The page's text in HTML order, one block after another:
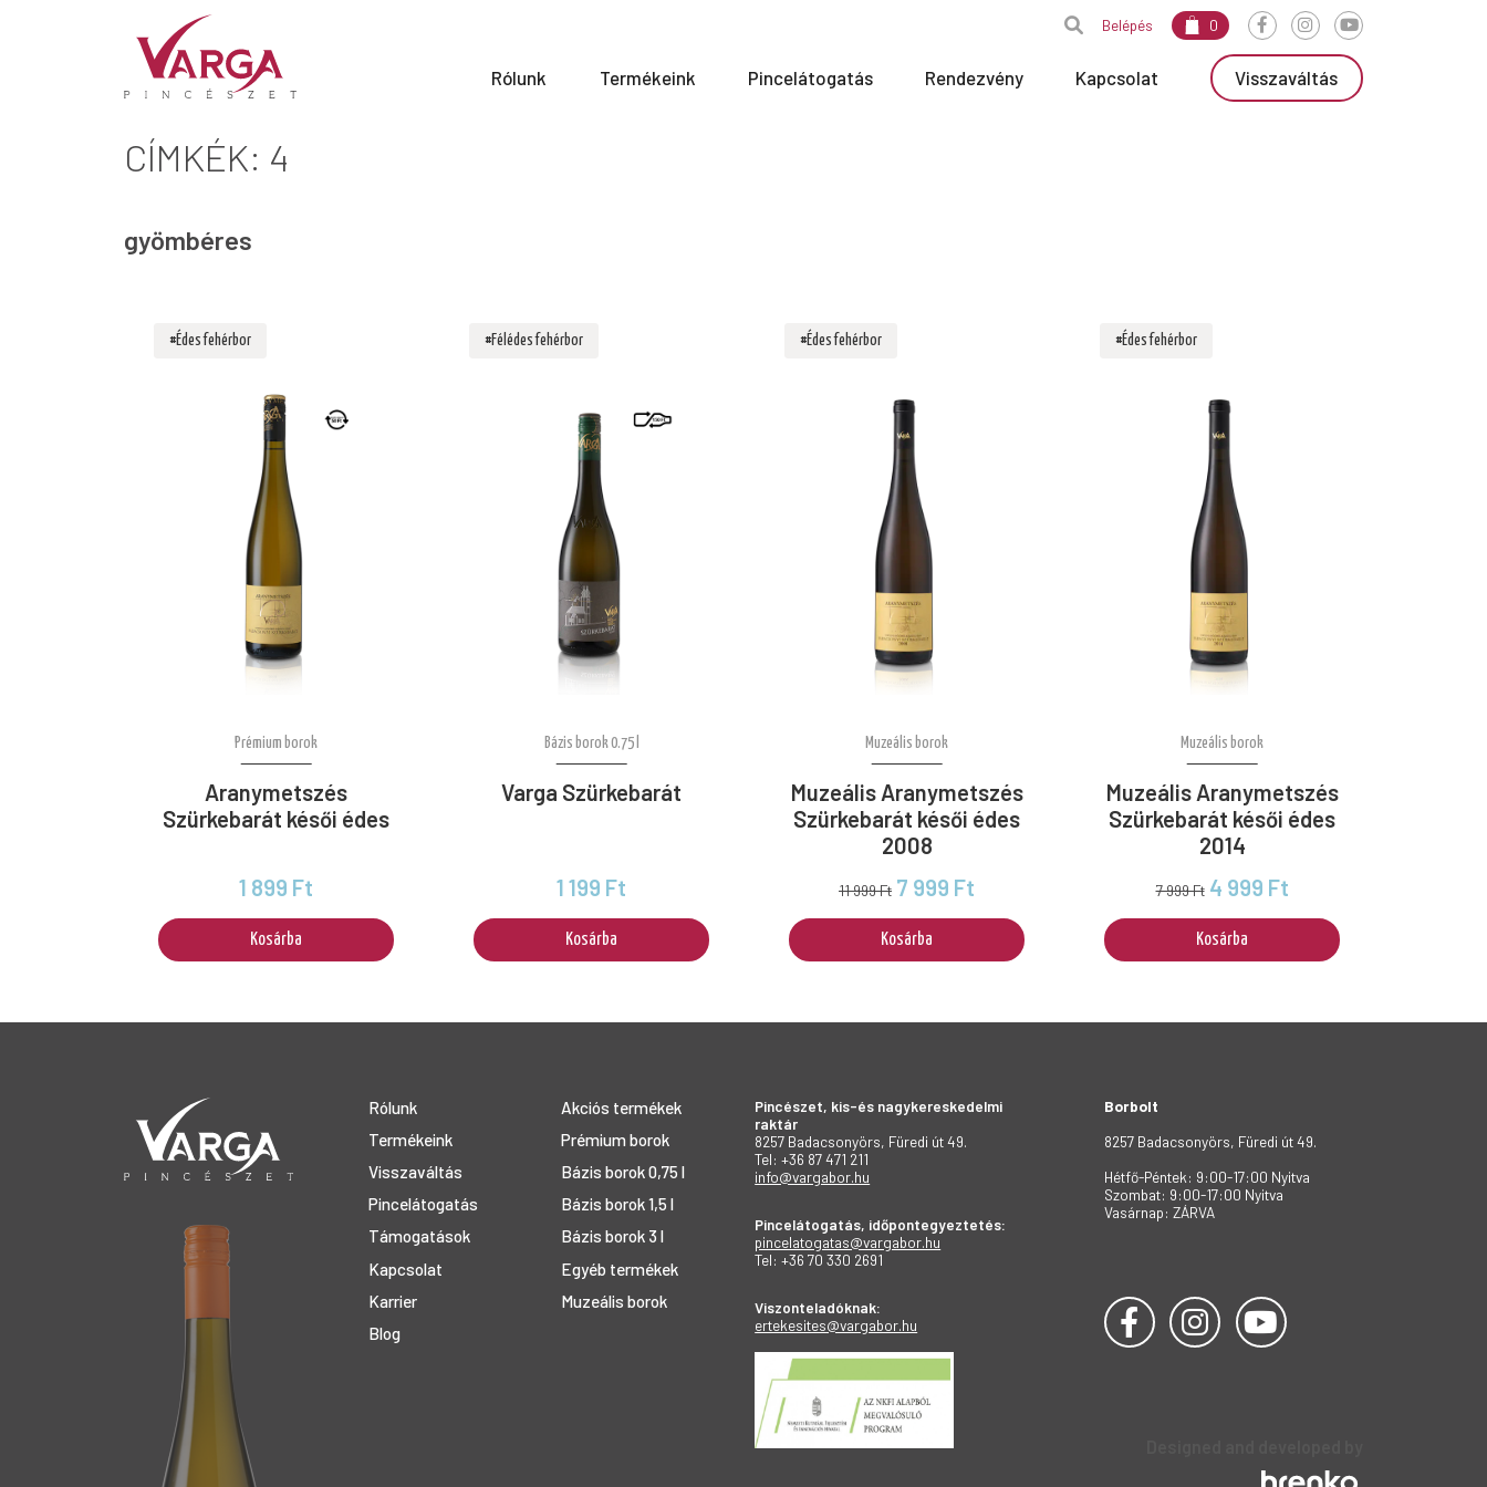
Rólunk Termékeink Pincelátogatás Rendezvény Kapcsolat Visszaváltás
Belépés 0
CÍMKÉK: 4
gyömbéres
Prémium borok
Aranymetszés
Szürkebarát késői édes
1 899 Ft
Kosárba
#Édes fehérbor
Bázis borok 0.75 l
Varga Szürkebarát
1 199 Ft
Kosárba
#Félédes fehérbor
Muzeális borok
Muzeális Aranymetszés
Szürkebarát késői édes
2008
11 999 Ft 7 999 Ft
Kosárba
#Édes fehérbor
Muzeális borok
Muzeális Aranymetszés
Szürkebarát késői édes
2014
7 999 Ft 4 999 Ft
Kosárba
#Édes fehérbor
Rólunk
Termékeink
Visszaváltás
Pincelátogatás
Támogatások
Kapcsolat
Karrier
Blog
Akciós termékek
Prémium borok
Bázis borok 0,75 l
Bázis borok 1,5 l
Bázis borok 3 l
Egyéb termékek
Muzeális borok
Pincészet, kis-és nagykereskedelmi
raktár
8257 Badacsonyörs, Füredi út 49.
Tel: +36 87 471 211
info@vargabor.hu
Pincelátogatás, időpontegyeztetés:
pincelatogatas@vargabor.hu
Tel: +36 70 330 2691
Viszonteladóknak:
ertekesites@vargabor.hu
Borbolt
8257 Badacsonyörs, Füredi út 49.
Hétfő-Péntek: 9:00-17:00 Nyitva
Szombat: 9:00-17:00 Nyitva
Vasárnap: ZÁRVA